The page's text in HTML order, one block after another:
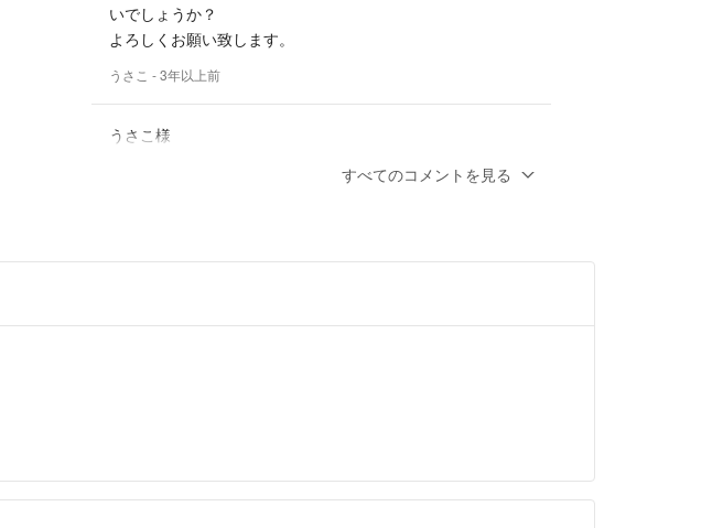
いでしょうか？
よろしくお願い致します。
うさこ - 3年以上前
うさこ様
数回ですが、ライブなどで500mlのペットボトルと大型のペ
す。
すべてのコメントを見る